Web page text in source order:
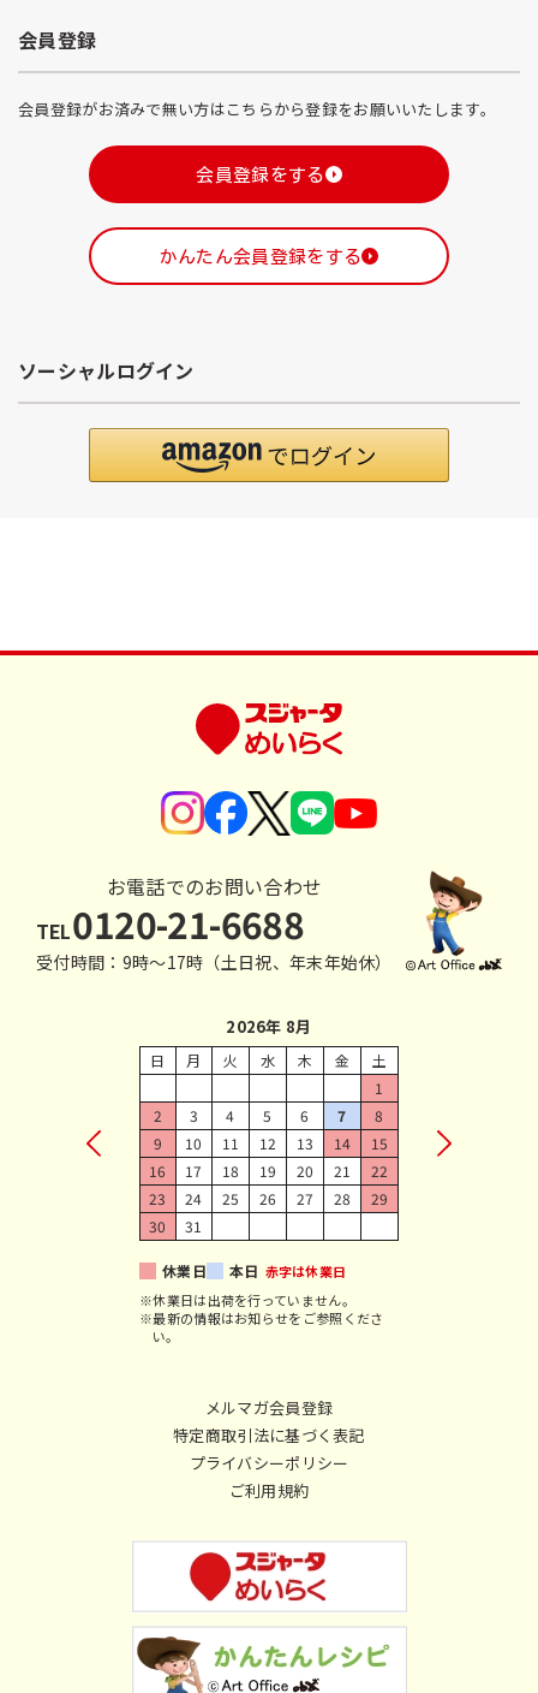
会員登録
会員登録がお済みで無い方はこちらから登録をお願いいたします。
会員登録をする
かんたん会員登録をする
ソーシャルログイン
お電話でのお問い合わせ
TEL0120-21-6688
受付時間：9時〜17時（土日祝、年末年始休）
メルマガ会員登録
特定商取引法に基づく表記
プライバシーポリシー
ご利用規約
2026年 8月
日 月 火 水 木 金
土
1
2
3 4 5 6 7
8
9
10 11 12 13 14
15
16
17 18 19 20 21
22
23
24 25 26 27 28
29
30
31
休業日 本日 赤字は休業日
※休業日は出荷を行っていません。
※最新の情報はお知らせをご参照くださ
い。